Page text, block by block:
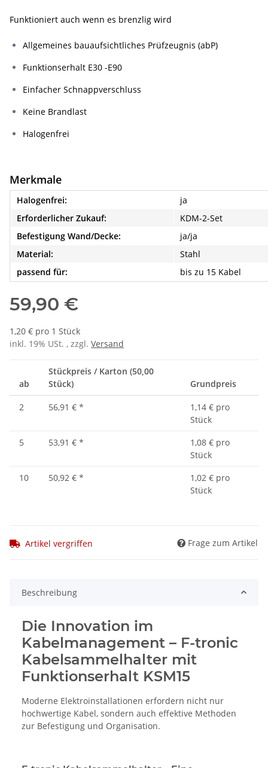
Funktioniert auch wenn es brenzlig wird
Allgemeines bauaufsichtliches Prüfzeugnis (abP)
Funktionserhalt E30 -E90
Einfacher Schnappverschluss
Keine Brandlast
Halogenfrei
Merkmale
Halogenfrei:
ja
Erforderlicher Zukauf:
KDM-2-Set
Befestigung Wand/Decke:
ja/ja
Material:
Stahl
passend für:
bis zu 15 Kabel
59,90 €
1,20 € pro 1 Stück
inkl. 19% USt. , zzgl. Versand
ab
Stückpreis / Karton (50,00
Stück)
Grundpreis
2 56,91 € *
1,14 € pro
Stück
5
53,91 € *
1,08 € pro
Stück
10
50,92 € *
1,02 € pro
Stück
Artikel vergriffen Frage zum Artikel
Beschreibung
Die Innovation im
Kabelmanagement – F-tronic
Kabelsammelhalter mit
Funktionserhalt KSM15
Moderne Elektroinstallationen erfordern nicht nur
hochwertige Kabel, sondern auch effektive Methoden
zur Befestigung und Organisation.